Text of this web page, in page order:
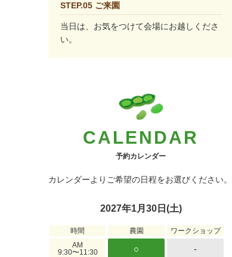
STEP.05 ご来園
当日は、お気をつけて会場にお越しくださ
い。
CALENDAR
予約カレンダー
カレンダーよりご希望の日程をお選びください。
2027年1月30日(土)
時間 農園
ワークショップ
AM
9:30〜11:30
○ -